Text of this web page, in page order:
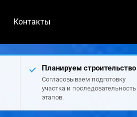
Контакты
Планируем строительство
Согласовываем подготовку
участка и последовательность
этапов.